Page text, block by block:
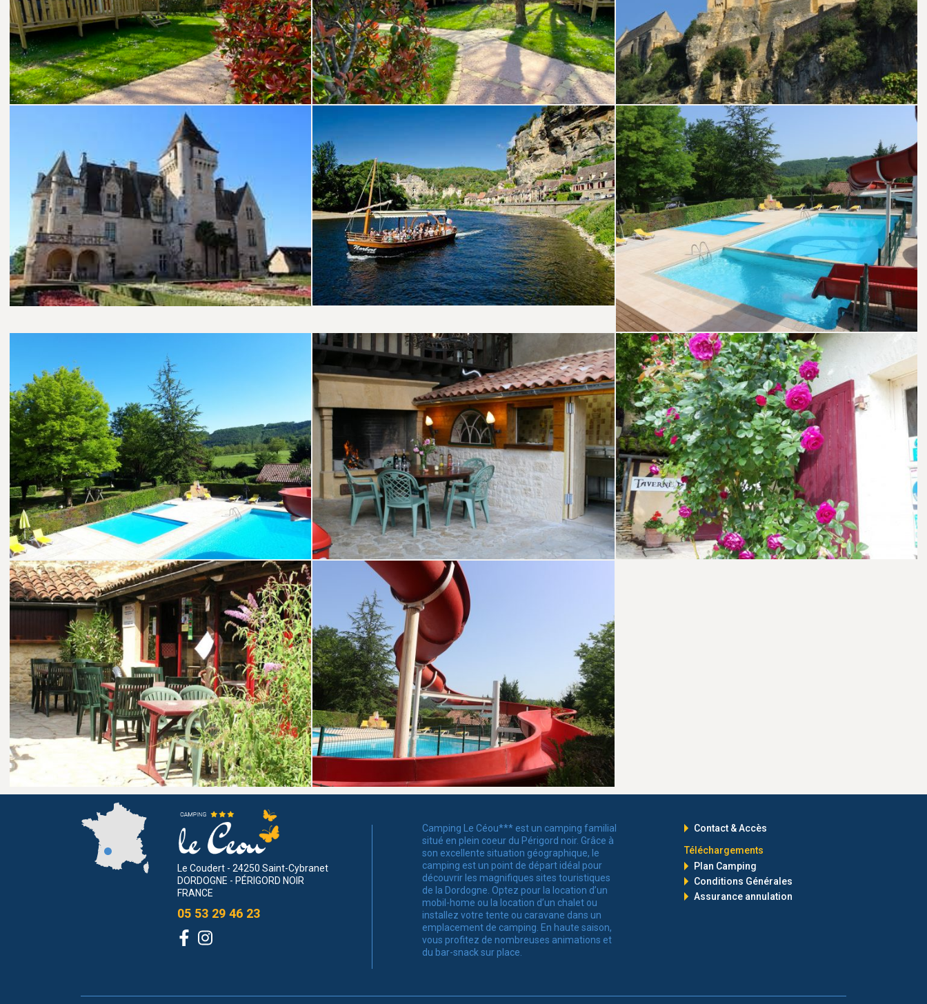
Le Coudert - 24250 Saint-Cybranet
DORDOGNE - PÉRIGORD NOIR
FRANCE
05 53 29 46 23
Facebook
Instagram
Camping Le Céou*** est un camping familial
situé en plein coeur du Périgord noir. Grâce à
son excellente situation géographique, le
camping est un point de départ idéal pour
découvrir les magnifiques sites touristiques
de la Dordogne. Optez pour la location d’un
mobil-home ou la location d’un chalet ou
installez votre tente ou caravane dans un
emplacement de camping. En haute saison,
vous profitez de nombreuses animations et
du bar-snack sur place.
Contact & Accès
Téléchargements
Plan Camping
Conditions Générales
Assurance annulation